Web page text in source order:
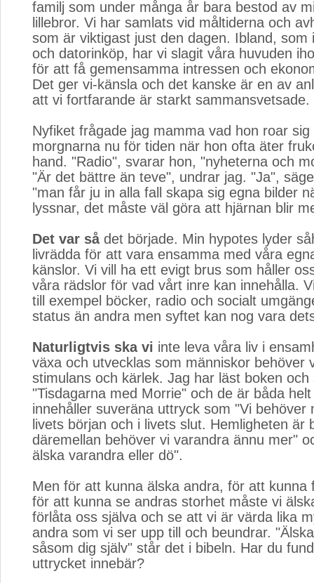
familj som under många år bara bestod av
lillebror. Vi har samlats vid måltiderna och
som är viktigast just den dagen. Ibland, som
och datorinköp, har vi slagit våra huvuden
för att få gemensamma intressen och
Det ger vi-känsla och det kanske är en av
att vi fortfarande är starkt sammansvetsade.
Nyfiket frågade jag mamma vad hon roar sig
morgnarna nu för tiden när hon ofta äter
hand. "Radio", svarar hon, "nyheterna och
"Är det bättre än teve", undrar jag. "Ja",
"man får ju in alla fall skapa sig egna bilder
lyssnar, det måste väl göra att hjärnan blir
Det var sådet började. Min hypotes lyder
livrädda för att vara ensamma med våra
känslor. Vi vill ha ett evigt brus som håller
våra rädslor för vad vårt inre kan innehålla.
till exempel böcker, radio och socialt
status än andra men syftet kan nog vara
Naturligtvis ska vi inte leva våra liv i
växa och utvecklas som människor behöver
stimulans och kärlek. Jag har läst boken och
"Tisdagarna med Morrie" och de är båda
innehåller suveräna uttryck som "Vi behöver
livets början och i livets slut. Hemligheten är
däremellan behöver vi varandra ännu mer"
älska varandra eller dö".
Men för att kunna älska andra, för att kunna
för att kunna se andras storhet måste vi
förlåta oss själva och se att vi är värda lika
andra som vi ser upp till och beundrar.
såsom dig själv" står det i bibeln. Har du
uttrycket innebär?